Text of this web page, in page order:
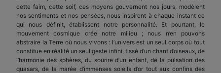
cette faim, cette soif, ces moyens gouvernent nos jours, modèlent
nos sentiments et nos pensées, nous inspirent à chaque instant ce
qui nous définit, établissent notre person­nalité. Et pourtant, le
mouvement cosmique crée notre milieu ; nous n’en pouvons
abstraire la Terre où nous vivons : l’univers est un seul corps où tout
constitue en réalité un seul geste infini, tissé d’un chant d’oiseaux, de
l’harmonie des sphères, du sou­rire d’un enfant, de la pulsation des
quasars, de la marée d’immenses soleils d’or tout aux confins des